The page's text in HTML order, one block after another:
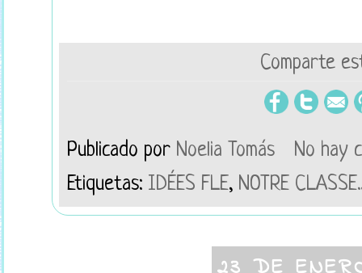
Comparte
Publicado por Noelia Tomás
No hay
Etiquetas: IDÉES FLE, NOTRE